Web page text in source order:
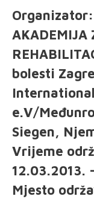
Organizator:
AKADEMIJA
bolesti
e.V/
Siegen,
Vrijeme
12.03.2013.
Mjesto